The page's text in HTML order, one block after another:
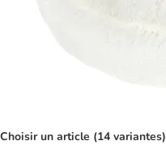
Choisir un article (14 variantes)